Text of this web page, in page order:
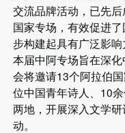
交流品牌活动，已先
国家专场，有效促进
步构建起具有广泛影响
本届中阿专场旨在深
会将邀请13个阿拉伯
位中国青年诗人、10
两地，开展深入文学
动。